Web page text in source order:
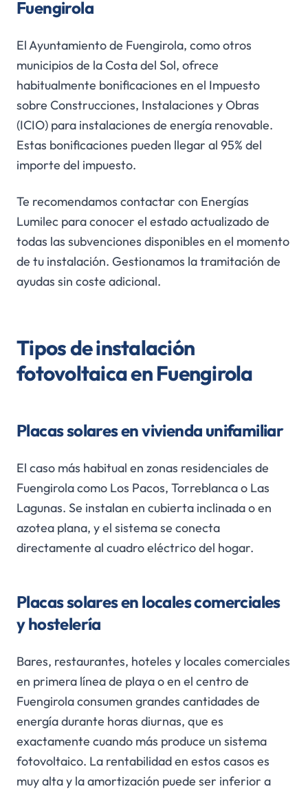
Fuengirola
El Ayuntamiento de Fuengirola, como otros
municipios de la Costa del Sol, ofrece
habitualmente bonificaciones en el Impuesto
sobre Construcciones, Instalaciones y Obras
(ICIO) para instalaciones de energía renovable.
Estas bonificaciones pueden llegar al 95% del
importe del impuesto.
Te recomendamos contactar con Energías
Lumilec para conocer el estado actualizado de
todas las subvenciones disponibles en el momento
de tu instalación. Gestionamos la tramitación de
ayudas sin coste adicional.
Tipos de instalación
fotovoltaica en Fuengirola
Placas solares en vivienda unifamiliar
El caso más habitual en zonas residenciales de
Fuengirola como Los Pacos, Torreblanca o Las
Lagunas. Se instalan en cubierta inclinada o en
azotea plana, y el sistema se conecta
directamente al cuadro eléctrico del hogar.
Placas solares en locales comerciales
y hostelería
Bares, restaurantes, hoteles y locales comerciales
en primera línea de playa o en el centro de
Fuengirola consumen grandes cantidades de
energía durante horas diurnas, que es
exactamente cuando más produce un sistema
fotovoltaico. La rentabilidad en estos casos es
muy alta y la amortización puede ser inferior a